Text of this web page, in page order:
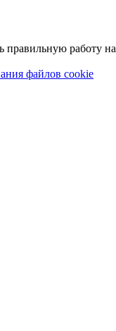
работу
файлов cookie